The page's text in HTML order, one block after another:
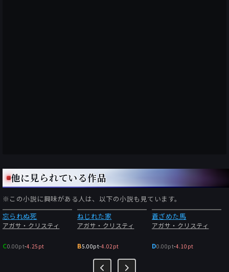
他に見られている作品
※この小説に興味がある人は、以下の小説も見ています。
忘られぬ死
アガサ・クリスティ
C0.00pt-4.25pt
ねじれた家
アガサ・クリスティ
B5.00pt-4.02pt
蒼ざめた馬
アガサ・クリスティ
D0.00pt-4.10pt